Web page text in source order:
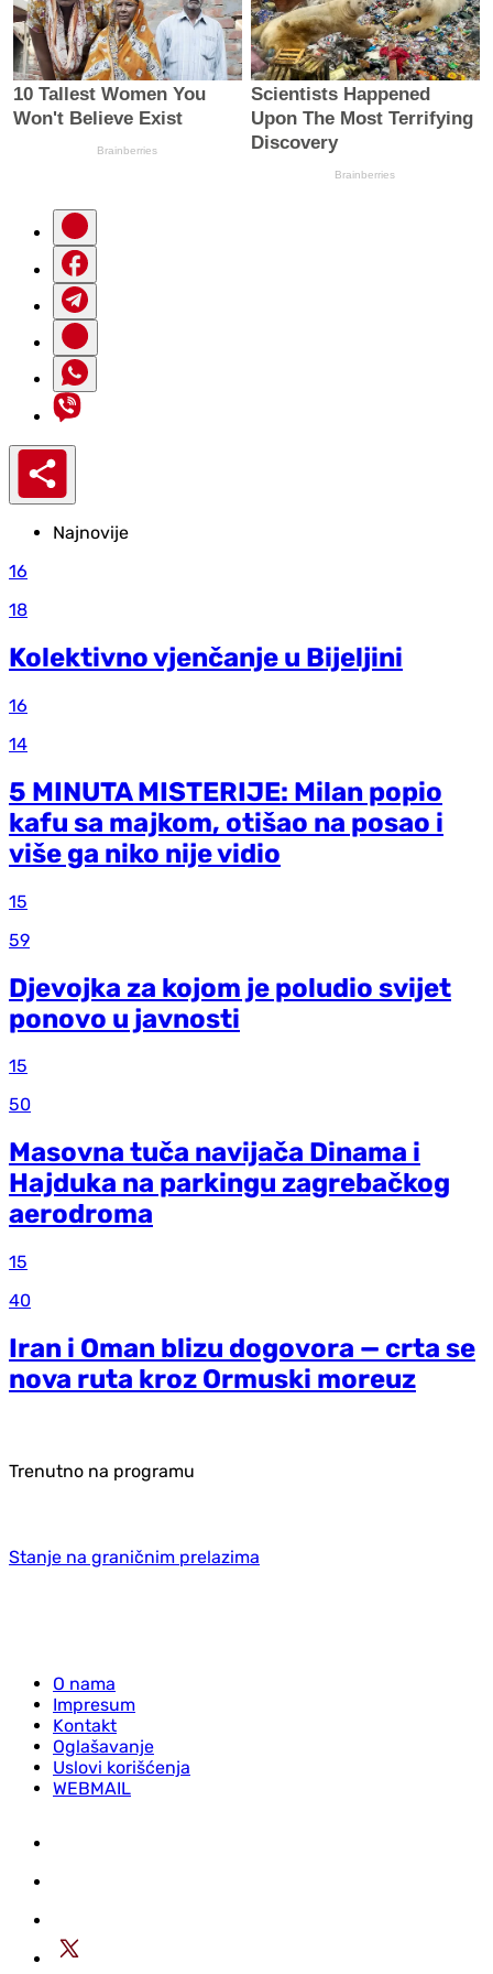
Najnovije
16
18
Kolektivno vjenčanje u Bijeljini
16
14
5 MINUTA MISTERIJE: Milan popio
kafu sa majkom, otišao na posao i
više ga niko nije vidio
15
59
Djevojka za kojom je poludio svijet
ponovo u javnosti
15
50
Masovna tuča navijača Dinama i
Hajduka na parkingu zagrebačkog
aerodroma
15
40
Iran i Oman blizu dogovora — crta se
nova ruta kroz Ormuski moreuz
Trenutno na programu
Stanje na graničnim prelazima
O nama
Impresum
Kontakt
Oglašavanje
Uslovi korišćenja
WEBMAIL